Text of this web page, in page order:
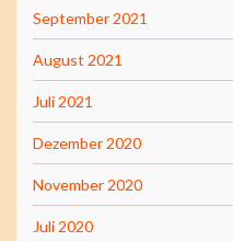
September 2021
August 2021
Juli 2021
Dezember 2020
November 2020
Juli 2020